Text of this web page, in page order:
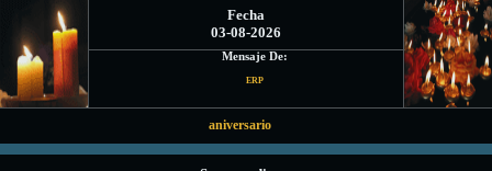
Fecha
03-08-2026
Mensaje De:
ERP
aniversario